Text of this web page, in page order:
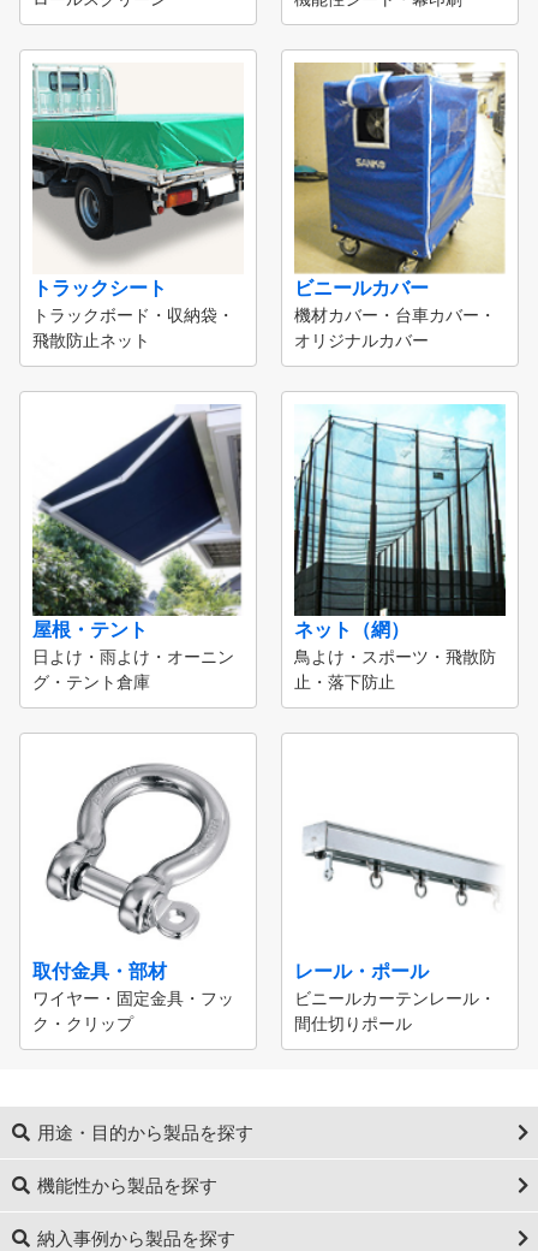
トラックシート
トラックボード・収納袋・
飛散防止ネット
ビニールカバー
機材カバー・台車カバー・
オリジナルカバー
屋根・テント
日よけ・雨よけ・オーニン
グ・テント倉庫
ネット（網）
鳥よけ・スポーツ・飛散防
止・落下防止
取付金具・部材
ワイヤー・固定金具・フッ
ク・クリップ
レール・ポール
ビニールカーテンレール・
間仕切りポール
用途・目的から製品を探す
機能性から製品を探す
納入事例から製品を探す